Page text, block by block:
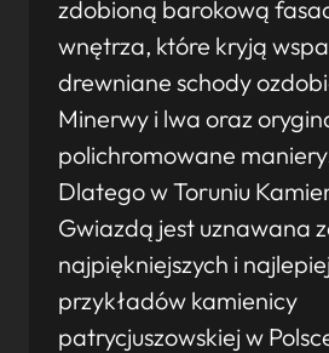
zdobioną barokową
wnętrza, które kryją
drewniane schody
Minerwy i lwa oraz
polichromowane
Dlatego w Toruniu
Gwiazdą jest uznawana
najpiękniejszych i
przykładów kamienicy
patrycjuszowskiej w